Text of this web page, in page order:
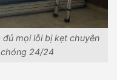
mọi lỗi bị kẹt chuyên
24/24